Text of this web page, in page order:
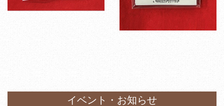
イベント・お知らせ